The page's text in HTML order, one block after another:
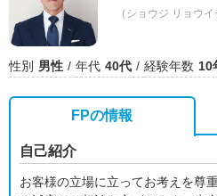
（ショウジ リョウイ
性別 男性 年代 40代 経験年数 10
FPの情報
自己紹介
お客様の立場に立ってお考えを尊